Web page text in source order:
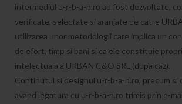
intermediul u-r-b-a-n.ro au fost dezvoltate,
verificate, selectate si aranjate de catre
utilizarea unor metodologii care implica un
de efort, timp si bani si ca ele constituie
intelectuala a URBAN C&O SRL (dupa caz).
Continutul si designul u-r-b-a-n.ro, precum si
avand legatura cu u-r-b-a-n.ro trimis prin e-